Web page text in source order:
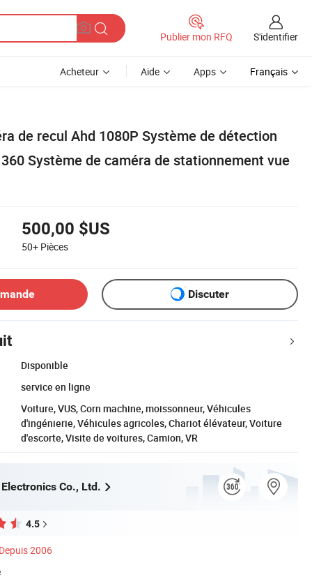
Publier mon RFQ S'identifier
Acheteur Aide Apps Français
de recul Ahd 1080P Système de détection
Système de caméra de stationnement vue
500,00 $US
50+ Pièces
Discuter
Disponible
service en ligne
Voiture, VUS, Corn machine, moissonneur, Véhicules
d'ingénierie, Véhicules agricoles, Chariot élévateur, Voiture
d'escorte, Visite de voitures, Camion, VR
Co., Ltd.
4.5
Depuis 2006